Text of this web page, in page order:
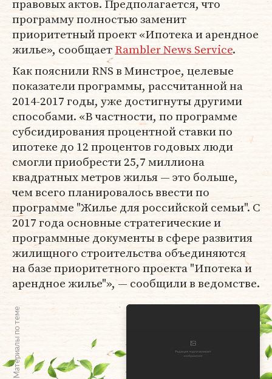
правовых актов. Предполагается, что
программу полностью заменит
приоритетный проект «Ипотека и арендное
жилье», сообщаетRambler News Service.
Как пояснили RNS в Минстрое, целевые
показатели программы, рассчитанной на
2014-2017 годы, уже достигнуты другими
способами. «В частности, по программе
субсидирования процентной ставки по
ипотеке до 12 процентов годовых люди
смогли приобрести 25,7 миллиона
квадратных метров жилья — это больше,
чем всего планировалось ввести по
программе "Жилье для российской семьи". С
2017 года основные стратегические и
программные документы в сфере развития
жилищного строительства объединяются
на базе приоритетного проекта "Ипотека и
арендное жилье"», — сообщили в ведомстве.
Материалы по теме